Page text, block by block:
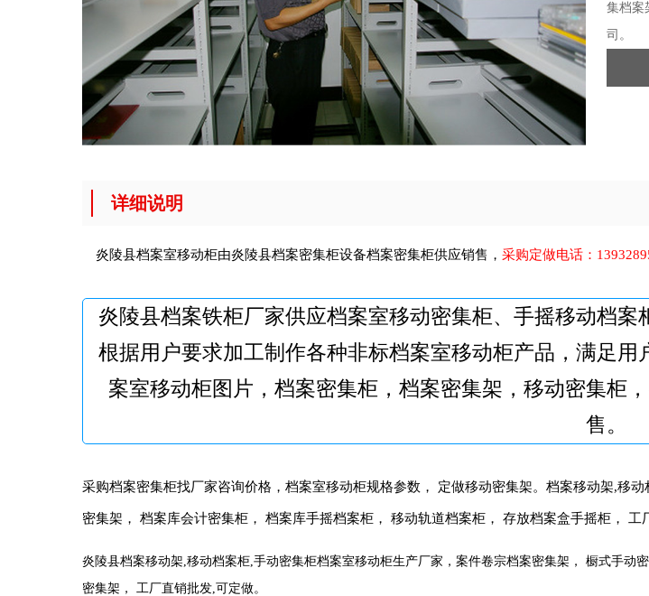
集档案
司。
详细说明
炎陵县档案室移动柜由炎陵县档案密集柜设备档案密集柜供应销售， 采购定做电话：
炎陵县档案铁柜厂家供应档案室移动密集柜、手摇移动档
根据用户要求加工制作各种非标档案室移动柜产品，满足
案室移动柜图片，档案密集柜，档案密集架，移动密集柜
售。
采购档案密集柜找厂家咨询价格，档案室移动柜规格参数， 定做移动密集架。档案移动架,移
密集架， 档案库会计密集柜， 档案库手摇档案柜， 移动轨道档案柜， 存放档案盒手摇柜， 工
炎陵县档案移动架,移动档案柜,手动密集柜档案室移动柜生产厂家，案件卷宗档案密集架， 橱式手
密集架， 工厂直销批发,可定做。